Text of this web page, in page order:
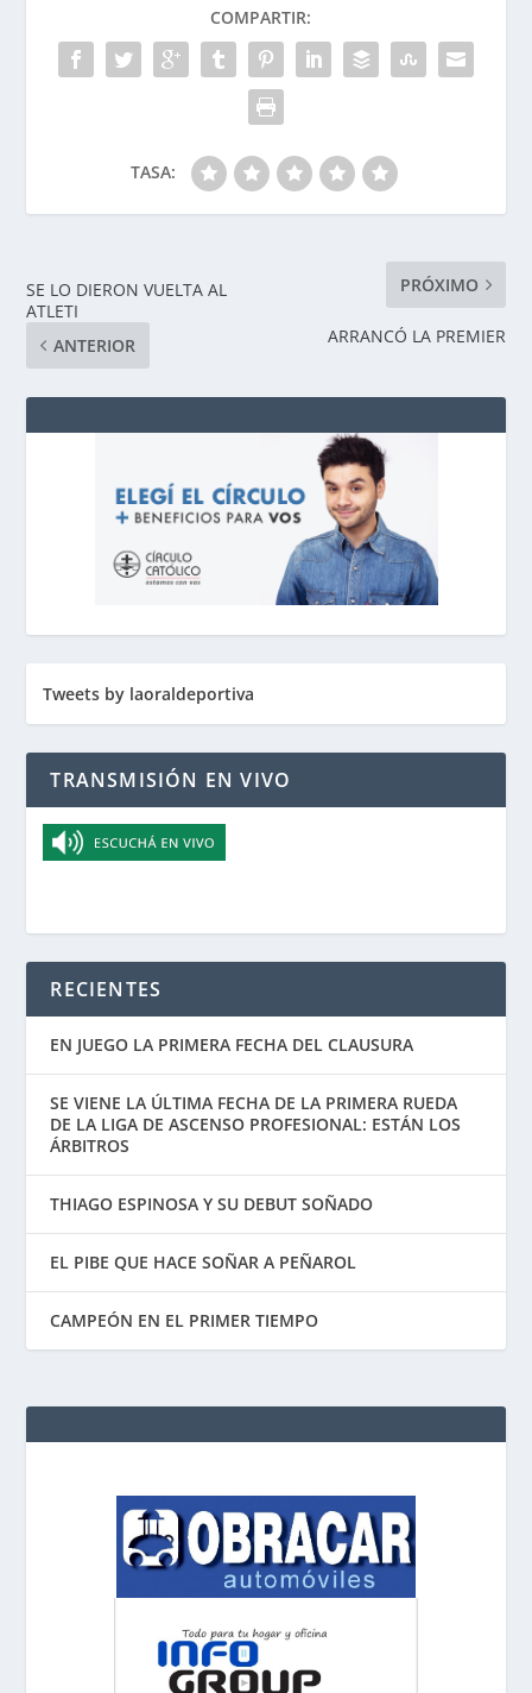
COMPARTIR:
TASA:
SE LO DIERON VUELTA AL
ATLETI
ANTERIOR
PRÓXIMO
ARRANCÓ LA PREMIER
Tweets by laoraldeportiva
TRANSMISIÓN EN VIVO
RECIENTES
EN JUEGO LA PRIMERA FECHA DEL CLAUSURA
SE VIENE LA ÚLTIMA FECHA DE LA PRIMERA RUEDA
DE LA LIGA DE ASCENSO PROFESIONAL: ESTÁN LOS
ÁRBITROS
THIAGO ESPINOSA Y SU DEBUT SOÑADO
EL PIBE QUE HACE SOÑAR A PEÑAROL
CAMPEÓN EN EL PRIMER TIEMPO